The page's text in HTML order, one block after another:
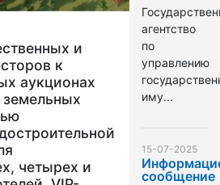
и
к
аукционах
четырех и
агентство
по
управлению
иму...
15-07-2025
сообщение